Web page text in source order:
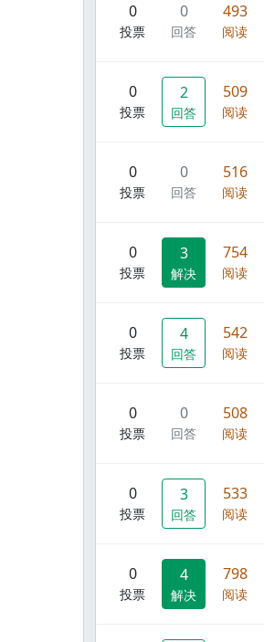
0
投票
0
回答
493
阅读
0
投票
2
回答
509
阅读
0
投票
0
回答
516
阅读
0
投票
3
解决
754
阅读
0
投票
4
回答
542
阅读
0
投票
0
回答
508
阅读
0
投票
3
回答
533
阅读
0
投票
4
解决
798
阅读